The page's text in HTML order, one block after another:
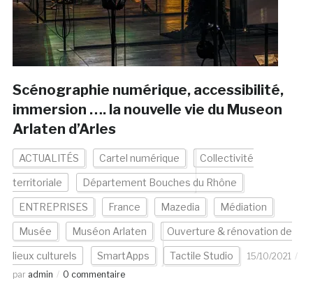
Scénographie numérique, accessibilité,
immersion …. la nouvelle vie du Museon
Arlaten d’Arles
ACTUALITÉS Cartel numérique Collectivité
territoriale Département Bouches du Rhône
ENTREPRISES France Mazedia Médiation
Musée Muséon Arlaten Ouverture & rénovation de
lieux culturels SmartApps Tactile Studio
15/10/2021
par admin 0 commentaire